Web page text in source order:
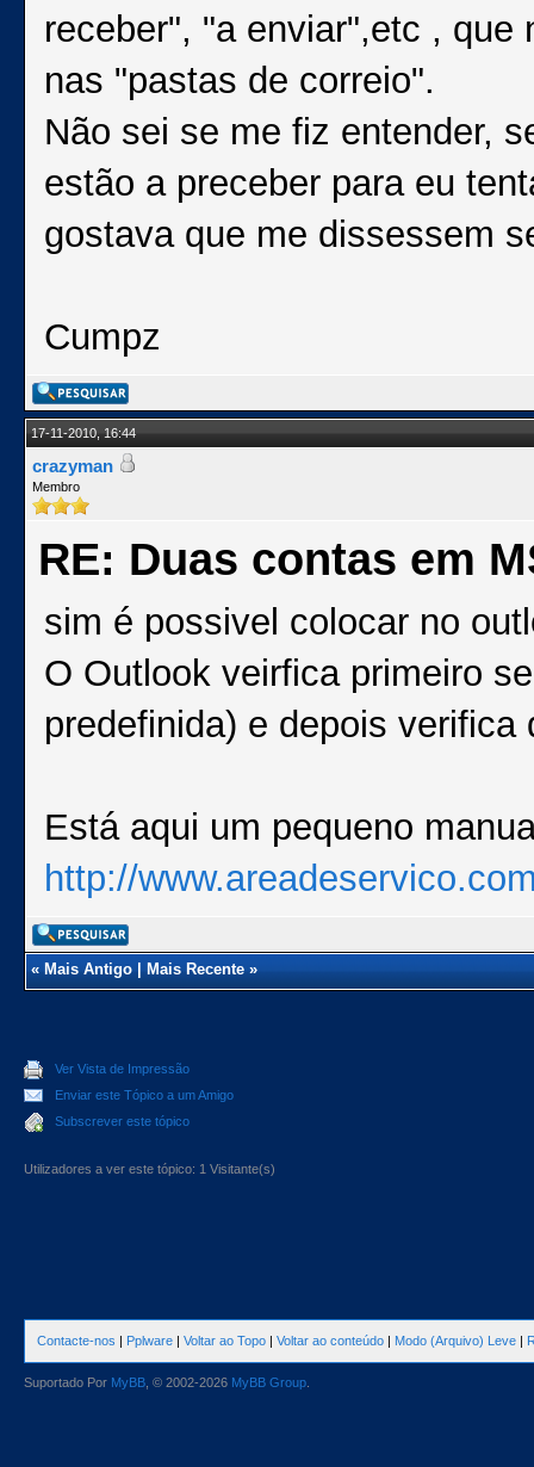
receber", "a enviar",etc ,
nas "pastas de correio".
Não sei se me fiz entender,
estão a preceber para eu
gostava que me dissessem
Cumpz
17-11-2010, 16:44
crazyman
Membro
RE: Duas contas em
sim é possivel colocar no
O Outlook veirfica primeiro
predefinida) e depois
Está aqui um pequeno
http://
«Mais Antigo|Mais Recente»
Ver Vista de Impressão
Enviar este Tópico a um Amigo
Subscrever este tópico
Utilizadores a ver este tópico: 1 Visitante(s)
Contacte-nos | Pplware | Voltar ao Topo | Voltar ao conteúdo | Modo (Arquivo) Leve |
Suportado Por MyBB , © 2002-2026 MyBB Group